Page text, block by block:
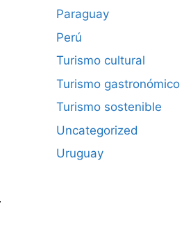
Paraguay
Perú
Turismo cultural
Turismo gastronómico
Turismo sostenible
Uncategorized
Uruguay